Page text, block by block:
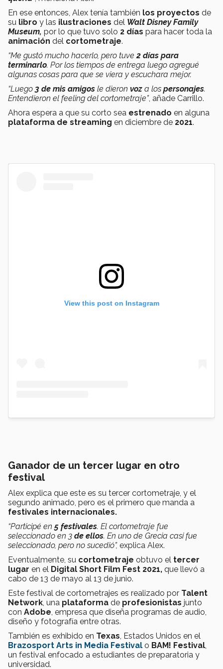
En ese entonces, Alex tenía también los proyectos de
su libro y las ilustraciones del Walt Disney Family
Museum, por lo que tuvo solo 2 días para hacer toda la
animación del cortometraje.
“Me gustó mucho hacerlo, pero tuve 2 días para
terminarlo. Por los tiempos de entrega luego agregué
algunas cosas para que se viera y escuchara mejor.
“Luego 3 de mis amigos le dieron voz a los personajes.
Entendieron el feeling del cortometraje”, añade Carrillo.
Ahora espera a que su corto sea estrenado en alguna
plataforma de streaming en diciembre de 2021.
View this post on Instagram
Ganador de un tercer lugar en otro
festival
Alex explica que este es su tercer cortometraje, y el
segundo animado, pero es el primero que manda a
festivales internacionales.
“Participé en 5 festivales. El cortometraje fue
seleccionado en 3 de ellos. En uno de Grecia casi fue
seleccionado, pero no sucedió”, explica Alex.
Eventualmente, su cortometraje obtuvo el tercer
lugar en el Digital Short Film Fest 2021, que llevó a
cabo de 13 de mayo al 13 de junio.
Este festival de cortometrajes es realizado por Talent
Network , una plataforma de profesionistas junto
con Adobe , empresa que diseña programas de audio,
diseño y fotografía entre otras.
También es exhibido en Texas , Estados Unidos en el
Brazosport Arts in Media Festival o BAM! Festival
un festival enfocado a estudiantes de preparatoria y
universidad.